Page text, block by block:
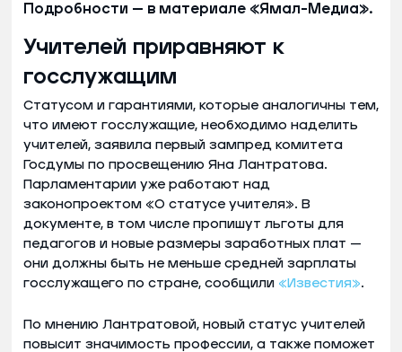
Подробности — в материале «Ямал-Медиа».
Учителей приравняют к
госслужащим
Статусом и гарантиями, которые аналогичны тем,
что имеют госслужащие, необходимо наделить
учителей, заявила первый зампред комитета
Госдумы по просвещению Яна Лантратова.
Парламентарии уже работают над
законопроектом «О статусе учителя». В
документе, в том числе пропишут льготы для
педагогов и новые размеры заработных плат —
они должны быть не меньше средней зарплаты
госслужащего по стране, сообщили «Известия».
По мнению Лантратовой, новый статус учителей
повысит значимость профессии, а также поможет